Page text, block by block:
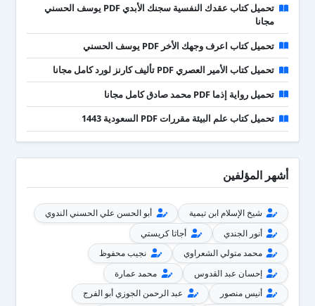
تحميل كتاب عقدك النفسية سجنك الأبدي PDF يوسف الحسني
مجانا
تحميل كتاب اعرف وجهك الأخر PDF يوسف الحسني
تحميل كتاب الأمير العصري PDF تأليف كارنز لورد كامل مجانا
تحميل رواية إذما PDF محمد صادق كامل مجانا
تحميل كتاب علم البيئة مقررات PDF السعودية 1443
أشهر المؤلفين
شيخ الإسلام ابن تيمية
أبو الحسن علي الحسني الندوي
أنور الجندي
أجاثا كريستي
محمد متولي الشعراوي
نجيب محفوظ
إحسان عبد القدوس
محمد عمارة
أنيس منصور
عبد الرحمن الجوزي أبو الفرج